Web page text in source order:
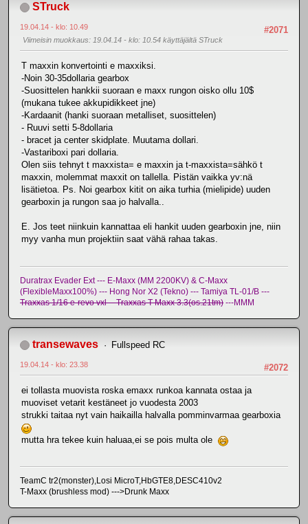
STruck
#2071
19.04.14 - klo: 10.49
Viimeisin muokkaus: 19.04.14 - klo: 10.54 käyttäjältä STruck
T maxxin konvertointi e maxxiksi.
-Noin 30-35dollaria gearbox
-Suosittelen hankkii suoraan e maxx rungon oisko ollu 10$
(mukana tukee akkupidikkeet jne)
-Kardaanit (hanki suoraan metalliset, suosittelen)
- Ruuvi setti 5-8dollaria
- bracet ja center skidplate. Muutama dollari.
-Vastariboxi pari dollaria.
Olen siis tehnyt t maxxista= e maxxin ja t-maxxista=sähkö t
maxxin, molemmat maxxit on tallella. Pistän vaikka yv:nä
lisätietoa. Ps. Noi gearbox kitit on aika turhia (mielipide) uuden
gearboxin ja rungon saa jo halvalla..
E. Jos teet niinkuin kannattaa eli hankit uuden gearboxin jne, niin
myy vanha mun projektiin saat vähä rahaa takas.
Duratrax Evader Ext --- E-Maxx (MM 2200KV) & C-Maxx
(FlexibleMaxx100%) --- Hong Nor X2 (Tekno) --- Tamiya TL-01/B ---
Traxxas 1/16 e-revo vxl -- Traxxas T-Maxx 3.3(os.21tm) ---MMM
transewaves Fullspeed RC
#2072
19.04.14 - klo: 23.38
ei tollasta muovista roska emaxx runkoa kannata ostaa ja
muoviset vetarit kestäneet jo vuodesta 2003
strukki taitaa nyt vain haikailla halvalla pomminvarmaa gearboxia
mutta hra tekee kuin haluaa,ei se pois multa ole
TeamC tr2(monster),Losi MicroT,HbGTE8,DESC410v2
T-Maxx (brushless mod) --->Drunk Maxx